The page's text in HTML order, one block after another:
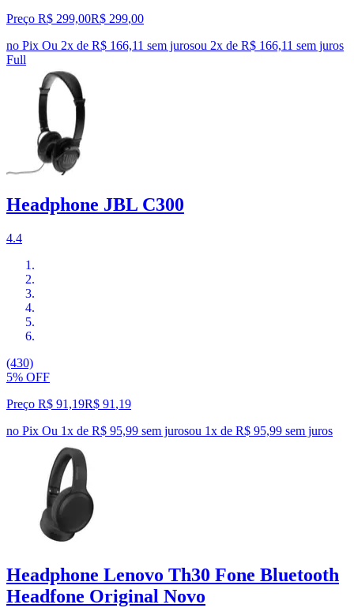
Preço R$ 299,00R$ 299,00
no Pix Ou 2x de R$ 166,11 sem jurosou 2x de R$ 166,11 sem juros
Full
Headphone JBL C300
4.4
(430)
5% OFF
Preço R$ 91,19R$ 91 ,19
no Pix Ou 1x de R$ 95,99 sem jurosou 1x de R$ 95,99 sem juros
Headphone Lenovo Th30 Fone Bluetooth
Headfone Original Novo